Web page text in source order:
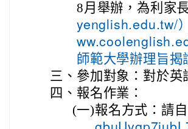
8月舉辦，為利家
yenglish.edu.tw/
師範大學辦理旨揭
三、 參加對象：對於
四、 報名作業：
(一)報名方式：請